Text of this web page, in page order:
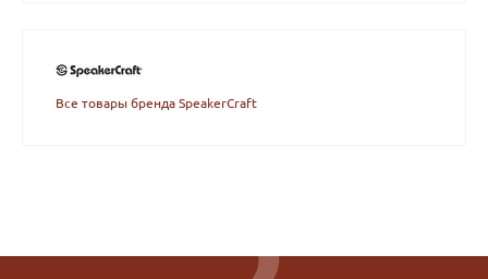
Все товары бренда SpeakerCraft